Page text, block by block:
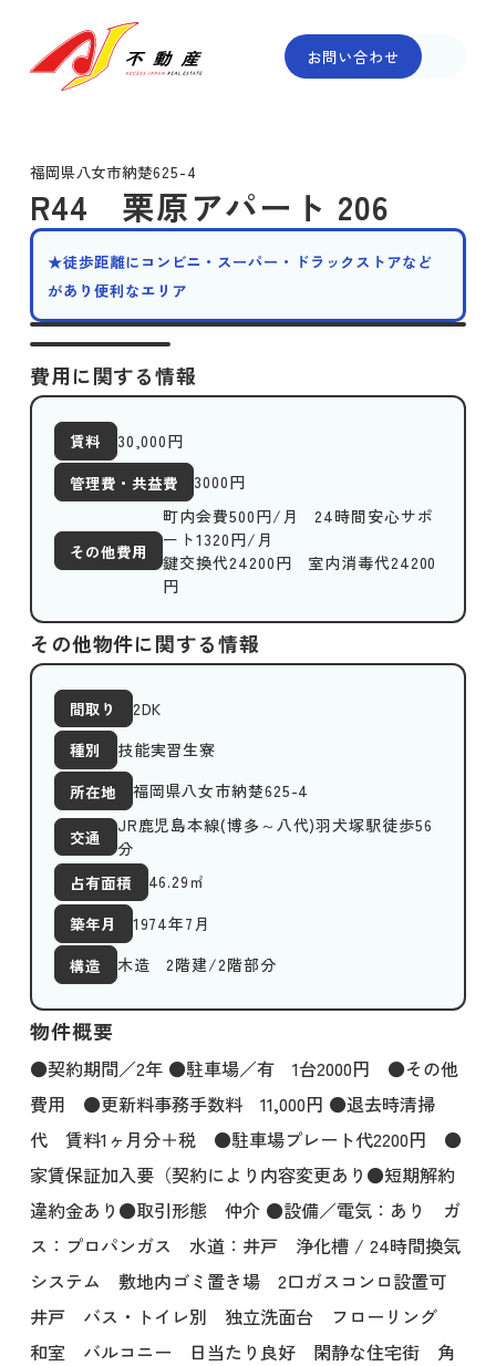
お問い合わせ
福岡県八女市納楚625-4
R44 栗原アパート 206
★徒歩距離にコンビニ・スーパー・ドラックストアなど
があり便利なエリア
費用に関する情報
賃料 30,000円
管理費・共益費
3000円
その他費用
町内会費500円/月 24時間安心サポ
ート1320円/月
鍵交換代24200円 室内消毒代24200
円
その他物件に関する情報
間取り
2DK
種別
技能実習生寮
所在地
福岡県八女市納楚625-4
交通
JR鹿児島本線(博多～八代)羽犬塚駅徒歩56
分
占有面積
46.29 ㎡
築年月
1974年7月
構造
木造 2階建/2階部分
物件概要
●契約期間／2年 ●駐車場／有 1台2000円 ●その他
費用 ●更新料事務手数料 11,000円 ●退去時清掃
代 賃料1ヶ月分＋税 ●駐車場プレート代2200円 ●
家賃保証加入要（契約により内容変更あり●短期解約
違約金あり●取引形態 仲介 ●設備／電気：あり ガ
ス：プロパンガス 水道：井戸 浄化槽 / 24時間換気
システム 敷地内ゴミ置き場 2口ガスコンロ設置可
井戸 バス・トイレ別 独立洗面台 フローリング
和室 バルコニー 日当たり良好 閑静な住宅街 角